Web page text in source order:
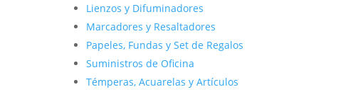
Lienzos y Difuminadores
Marcadores y Resaltadores
Papeles, Fundas y Set de Regalos
Suministros de Oficina
Témperas, Acuarelas y Artículos